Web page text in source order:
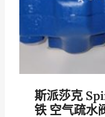
斯派莎克
铁 空气疏水